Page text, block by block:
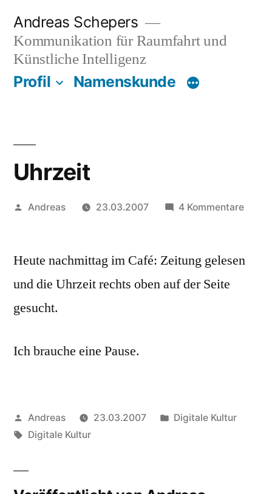
Inhalt
springen
Andreas Schepers
Kommunikation für Raumfahrt und
Künstliche Intelligenz
Profil Namenskunde
Uhrzeit
Veröffentlicht
Andreas 23.03.2007 4 Kommentarezu
Heute nachmittag im Café: Zeitung gelesen
und die Uhrzeit rechts oben auf der Seite
gesucht.
Ich brauche eine Pause.
Veröffentlicht
von
Andreas 23.03.2007
Veröffentlicht
Digitale Kultur
Schlagwörter:
Digitale Kultur